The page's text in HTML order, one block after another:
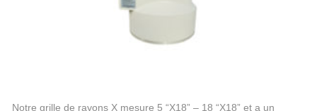
Notre grille de rayons X mesure 5 “X18” – 18 “X18” et a un